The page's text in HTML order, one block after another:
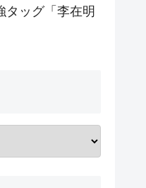
タッグ「李在明